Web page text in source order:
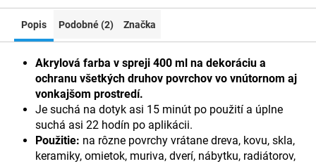
Popis Podobné (2) Značka
Akrylová farba v spreji 400 ml na dekoráciu a
ochranu všetkých druhov povrchov vo vnútornom aj
vonkajšom prostredí.
Je suchá na dotyk asi 15 minút po použití a úplne
suchá asi 22 hodín po aplikácii.
Použitie: na rôzne povrchy vrátane dreva, kovu, skla,
keramiky, omietok, muriva, dverí, nábytku, radiátorov,